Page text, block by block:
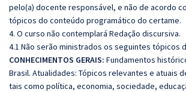
pelo(a) docente responsável, e não de acordo
tópicos do conteúdo programático do certame.
4. O curso não contemplará Redação discursiva.
4.1 Não serão ministrados os seguintes tópicos
CONHECIMENTOS GERAIS: Fundamentos
Brasil. Atualidades: Tópicos relevantes e atuais
tais como política, economia, sociedade,